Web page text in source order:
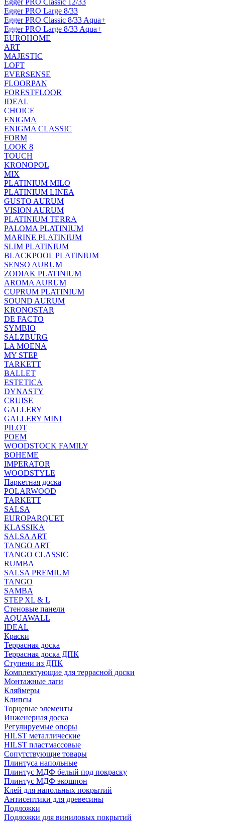
Egger PRO Classic 12/33
Egger PRO Large 8/33
Egger PRO Classic 8/33 Aqua+
Egger PRO Large 8/33 Aqua+
EUROHOME
ART
MAJESTIC
LOFT
EVERSENSE
FLOORPAN
FORESTFLOOR
IDEAL
CHOICE
ENIGMA
ENIGMA CLASSIC
FORM
LOOK 8
TOUCH
KRONOPOL
MIX
PLATINIUM MILO
PLATINIUM LINEA
GUSTO AURUM
VISION AURUM
PLATINIUM TERRA
PALOMA PLATINIUM
MARINE PLATINIUM
SLIM PLATINIUM
BLACKPOOL PLATINIUM
SENSO AURUM
ZODIAK PLATINIUM
AROMA AURUM
CUPRUM PLATINIUM
SOUND AURUM
KRONOSTAR
DE FACTO
SYMBIO
SALZBURG
LA MOENA
MY STEP
TARKETT
BALLET
ESTETICA
DYNASTY
CRUISE
GALLERY
GALLERY MINI
PILOT
POEM
WOODSTOCK FAMILY
BOHEME
IMPERATOR
WOODSTYLE
Паркетная доска
POLARWOOD
TARKETT
SALSA
EUROPARQUET
KLASSIKA
SALSA ART
TANGO ART
TANGO CLASSIC
RUMBA
SALSA PREMIUM
TANGO
SAMBA
STEP XL & L
Стеновые панели
AQUAWALL
IDEAL
Краски
Террасная доска
Террасная доска ДПК
Ступени из ДПК
Комплектующие для террасной доски
Монтажные лаги
Кляймеры
Клипсы
Торцевые элементы
Инженерная доска
Регулируемые опоры
HILST металлические
HILST пластмассовые
Сопутствующие товары
Плинтуса напольные
Плинтус МДФ белый под покраску
Плинтус МДФ экошпон
Клей для напольных покрытий
Антисептики для древесины
Подложки
Подложки для виниловых покрытий